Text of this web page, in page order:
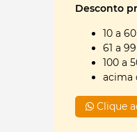
envolvimento
sociedade
“O
pensamento
quantidade
Desconto
10 a
61 a
100 a
acima
Clique